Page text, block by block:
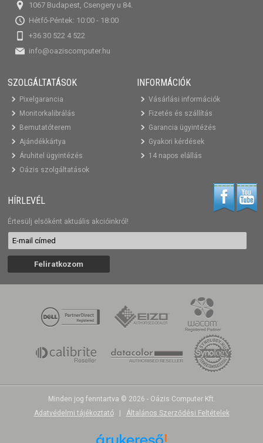
1067 Budapest, Csengery u 84.
Hétfő-Péntek: 10:00 - 18:00
+36 30 522 4 522
info@oaziscomputer.hu
SZOLGÁLTATÁSOK
Pixelgarancia
Monitorkalibrálás
Bemutatóterem
Ajándékkártya
Áruhitel ügyintézés
Oázis szolgáltatások
INFORMÁCIÓK
Vásárlási információk
Fizetés és szállítás
Garancia ügyintézés
Gyakori kérdések
14 napos elállás
HÍRLEVÉL
Értesülj elsőként aktuális akcióinkról!
Minden jog fenntartva © 2026 - Oázis Computer Kft.
Adatvédelmi tájékoztató
Általános Szerződési Feltételek